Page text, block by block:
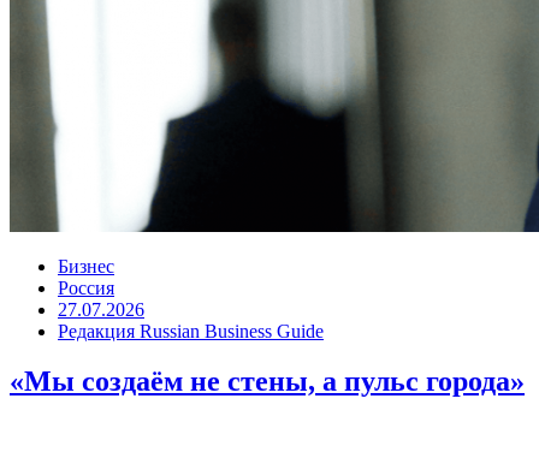
Бизнес
Россия
27.07.2026
Редакция Russian Business Guide
«Мы создаём не стены, а пульс города»